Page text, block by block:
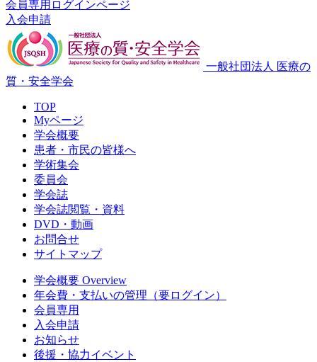
会員専用ログインページ
入会申請
一般社団法人 医療の
質・安全学会
TOP
Myページ
学会概要
患者・市民の皆様へ
学術集会
委員会
学会誌
学会誌閲覧・資料
DVD・動画
お問合せ
サイトマップ
学会概要 Overview
年会費・支払いの管理（要ログイン）
会員専用
入会申請
お知らせ
後援・協力イベント